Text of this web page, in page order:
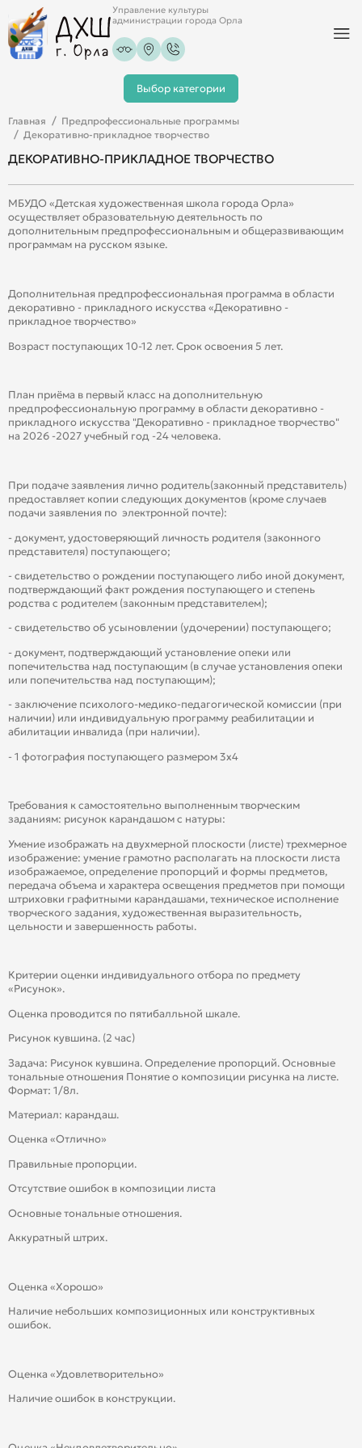
Управление культуры
администрации города Орла
Выбор категории
Главная
Предпрофессиональные программы
Декоративно-прикладное творчество
ДЕКОРАТИВНО-ПРИКЛАДНОЕ ТВОРЧЕСТВО
МБУДО «Детская художественная школа города Орла»
осуществляет образовательную деятельность по
дополнительным предпрофессиональным и общеразвивающим
программам на русском языке.
Дополнительная предпрофессиональная программа в области
декоративно - прикладного искусства «Декоративно -
прикладное творчество»
Возраст поступающих 10-12 лет. Срок освоения 5 лет.
План приёма в первый класс на дополнительную
предпрофессиональную программу в области декоративно -
прикладного искусства "Декоративно - прикладное творчество"
на 2026 -2027 учебный год -24 человека.
При подаче заявления лично родитель(законный представитель)
предоставляет копии следующих документов (кроме случаев
подачи заявления по электронной почте):
- документ, удостоверяющий личность родителя (законного
представителя) поступающего;
- свидетельство о рождении поступающего либо иной документ,
подтверждающий факт рождения поступающего и степень
родства с родителем (законным представителем);
- свидетельство об усыновлении (удочерении) поступающего;
- документ, подтверждающий установление опеки или
попечительства над поступающим (в случае установления опеки
или попечительства над поступающим);
- заключение психолого-медико-педагогической комиссии (при
наличии) или индивидуальную программу реабилитации и
абилитации инвалида (при наличии).
- 1 фотография поступающего размером 3х4
Требования к самостоятельно выполненным творческим
заданиям: рисунок карандашом с натуры:
Умение изображать на двухмерной плоскости (листе) трехмерное
изображение: умение грамотно располагать на плоскости листа
изображаемое, определение пропорций и формы предметов,
передача объема и характера освещения предметов при помощи
штриховки графитными карандашами, техническое исполнение
творческого задания, художественная выразительность,
цельности и завершенность работы.
Критерии оценки индивидуального отбора по предмету
«Рисунок».
Оценка проводится по пятибалльной шкале.
Рисунок кувшина. (2 час)
Задача: Рисунок кувшина. Определение пропорций. Основные
тональные отношения Понятие о композиции рисунка на листе.
Формат: 1/8л.
Материал: карандаш.
Оценка «Отлично»
Правильные пропорции.
Отсутствие ошибок в композиции листа
Основные тональные отношения.
Аккуратный штрих.
Оценка «Хорошо»
Наличие небольших композиционных или конструктивных
ошибок.
Оценка «Удовлетворительно»
Наличие ошибок в конструкции.